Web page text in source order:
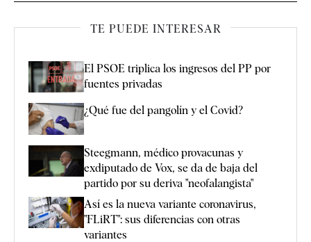
TE PUEDE INTERESAR
El PSOE triplica los ingresos del PP por
fuentes privadas
¿Qué fue del pangolín y el Covid?
Steegmann, médico provacunas y
exdiputado de Vox, se da de baja del
partido por su deriva "neofalangista"
Así es la nueva variante coronavirus,
"FLiRT": sus diferencias con otras
variantes